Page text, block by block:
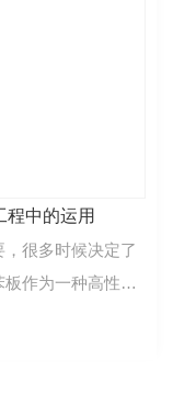
程中的运用
很多时候决定了
作为一种高性能